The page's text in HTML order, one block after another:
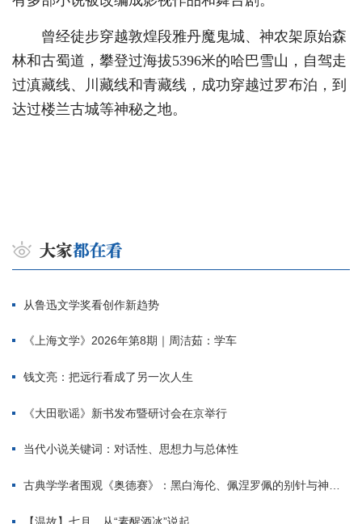
曾经徒步穿越敦煌段雅丹魔鬼城、神农架原始森
林和古蜀道，攀登过海拔5396米的哈巴雪山，自驾走
过滇藏线、川藏线和青藏线，成功穿越过罗布泊，到
达过楼兰古城等神秘之地。
从鲁迅文学奖看创作新趋势
《上海文学》2026年第8期｜周洁茹：学车
钱文亮：把远行看成了另一次人生
《大田歌谣》新书发布暨研讨会在京举行
当代小说关键词：对话性、思想力与总体性
古典学学者围观《奥德赛》：黑白海伦、佩涅罗佩的别针与神秘入侵者